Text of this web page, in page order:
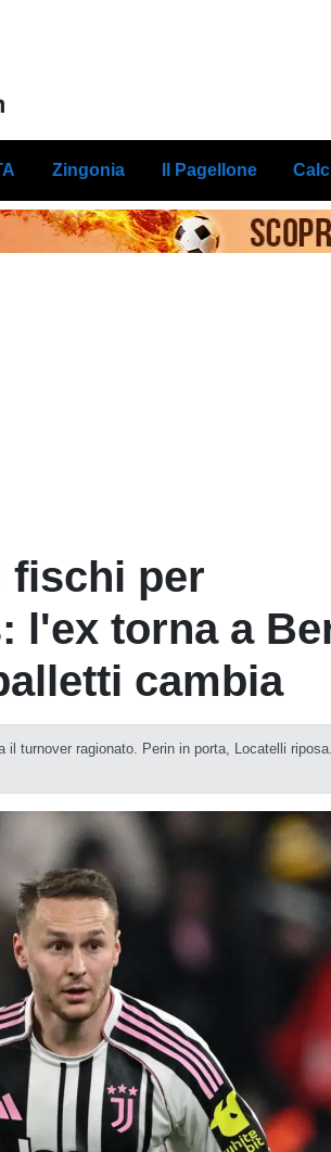
Zingonia Il Pagellone
fischi per
l'ex torna a
cambia
il turnover ragionato. Perin in porta, Locatelli